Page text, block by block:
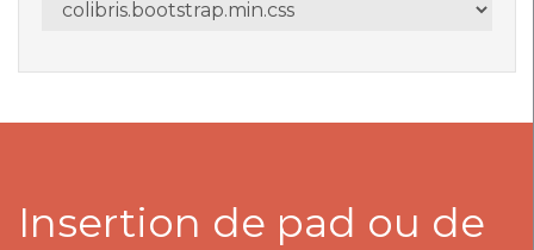
Insertion de pad ou de